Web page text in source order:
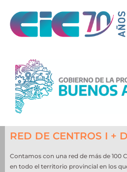
RED DE CENTROS I + D
Contamos con una red de más de 100
en todo el territorio provincial en los